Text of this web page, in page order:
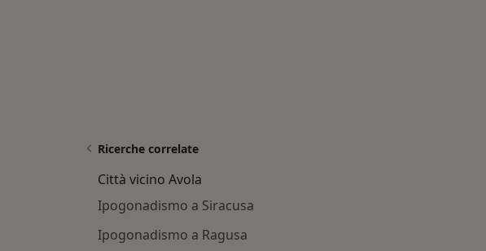
Ricerche correlate
Città vicino Avola
Ipogonadismo a Siracusa
Ipogonadismo a Ragusa